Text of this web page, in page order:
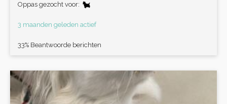
Oppas gezocht voor:
3 maanden geleden actief
33% Beantwoorde berichten